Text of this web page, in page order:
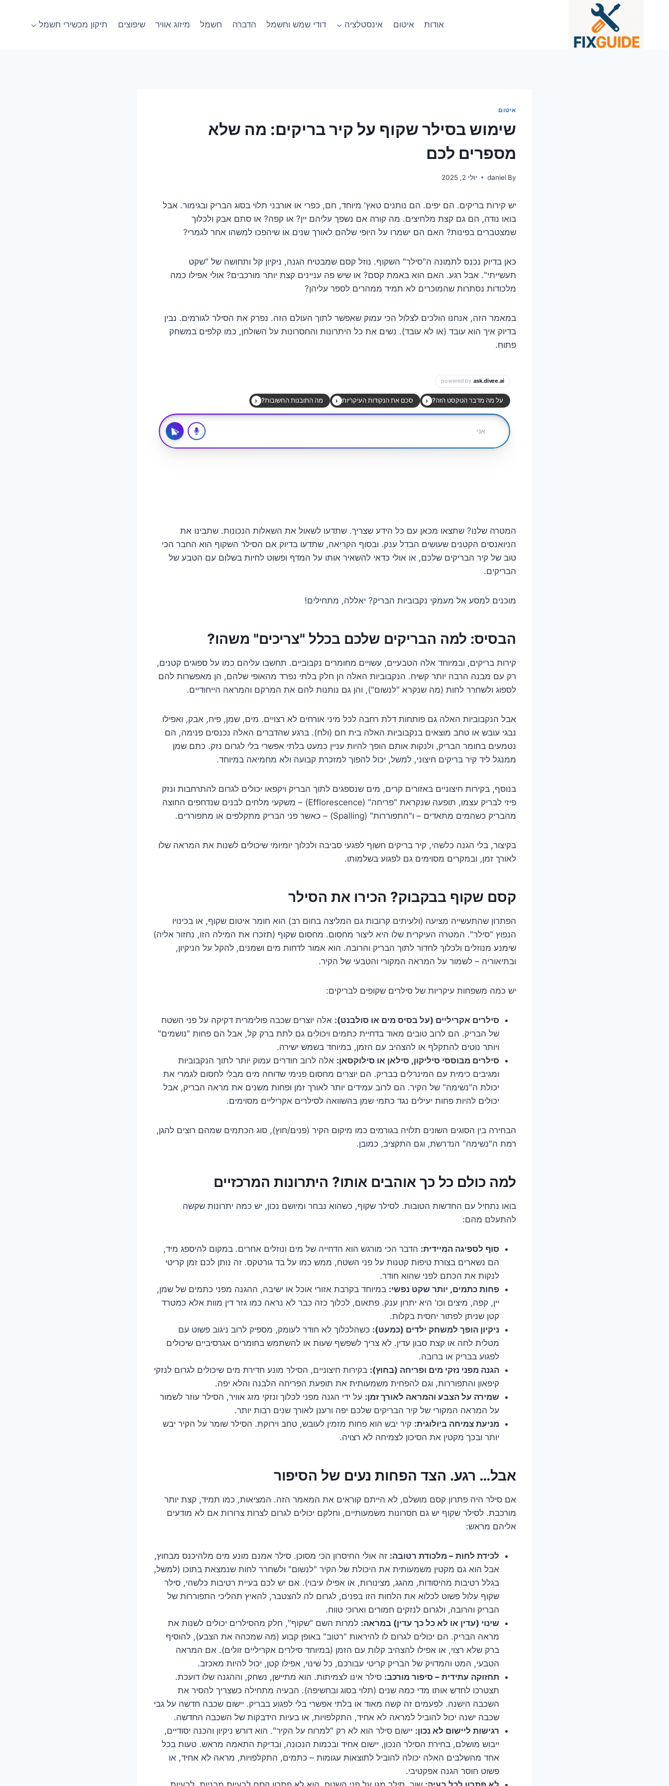
אודות איטום אינסטלציה דודי שמש וחשמל הדברה חשמל מיזוג אוויר שיפוצים תיקון מכשירי חשמל
איטום
שימוש בסילר שקוף על קיר בריקים: מה שלא
מספרים לכם
By
daniel יולי 2, 2025
יש קירות בריקים. הם יפים. הם נותנים טאץ' מיוחד, חם, כפרי או אורבני תלוי בסוג הבריק ובגימור. אבל
בואו נודה, הם גם קצת מלחיצים. מה קורה אם נשפך עליהם יין? או קפה? או סתם אבק ולכלוך
שמצטברים בפינות? האם הם ישמרו על היופי שלהם לאורך שנים או שיהפכו למשהו אחר לגמרי?
כאן בדיוק נכנס לתמונה ה"סילר" השקוף. נוזל קסם שמבטיח הגנה, ניקיון קל ותחושה של "שקט
תעשייתי". אבל רגע. האם הוא באמת קסם? או שיש פה עניינים קצת יותר מורכבים? אולי אפילו כמה
מלכודות נסתרות שהמוכרים לא תמיד ממהרים לספר עליהן?
במאמר הזה, אנחנו הולכים לצלול הכי עמוק שאפשר לתוך העולם הזה. נפרק את הסילר לגורמים. נבין
בדיוק איך הוא עובד (או לא עובד). נשים את כל היתרונות והחסרונות על השולחן, כמו קלפים במשחק
פתוח.
המטרה שלנו? שתצאו מכאן עם כל הידע שצריך. שתדעו לשאול את השאלות הנכונות. שתבינו את
הניואנסים הקטנים שעושים הבדל ענק. ובסוף הקריאה, שתדעו בדיוק אם הסילר השקוף הוא החבר הכי
טוב של קיר הבריקים שלכם, או אולי כדאי להשאיר אותו על המדף ופשוט לחיות בשלום עם הטבע של
הבריקים.
מוכנים למסע אל מעמקי נקבוביות הבריק? יאללה, מתחילים!
הבסיס: למה הבריקים שלכם בכלל "צריכים" משהו?
קירות בריקים, ובמיוחד אלה הטבעיים, עשויים מחומרים נקבוביים. תחשבו עליהם כמו על ספוגים קטנים,
רק עם מבנה הרבה יותר קשיח. הנקבוביות האלה הן חלק בלתי נפרד מהאופי שלהם, הן מאפשרות להם
לספוג ולשחרר לחות (מה שנקרא "לנשום"), והן גם נותנות להם את המרקם והמראה הייחודיים.
אבל הנקבוביות האלה גם פותחות דלת רחבה לכל מיני אורחים לא רצויים. מים, שמן, פיח, אבק, ואפילו
נבגי עובש או טחב מוצאים בנקבוביות האלה בית חם (ולח). ברגע שהדברים האלה נכנסים פנימה, הם
נטמעים בחומר הבריק, ולנקות אותם הופך להיות עניין כמעט בלתי אפשרי בלי לגרום נזק. כתם שמן
ממנגל ליד קיר בריקים חיצוני, למשל, יכול להפוך למזכרת קבועה ולא מחמיאה במיוחד.
בנוסף, בקירות חיצוניים באזורים קרים, מים שנספגים לתוך הבריק ויקפאו יכולים לגרום להתרחבות ונזק
פיזי לבריק עצמו, תופעה שנקראת "פריחה" (Efflorescence) – משקעי מלחים לבנים שנדחפים החוצה
מהבריק כשהמים מתאדים – ו"התפוררות" (Spalling) – כאשר פני הבריק מתקלפים או מתפוררים.
בקיצור, בלי הגנה כלשהי, קיר בריקים חשוף לפגעי סביבה ולכלוך יומיומי שיכולים לשנות את המראה שלו
לאורך זמן, ובמקרים מסוימים גם לפגוע בשלמותו.
קסם שקוף בבקבוק? הכירו את הסילר
הפתרון שהתעשייה מציעה (ולעיתים קרובות גם המליצה בחום רב) הוא חומר איטום שקוף, או בכינויו
הנפוץ "סילר". המטרה העיקרית שלו היא ליצור מחסום. מחסום שקוף (תזכרו את המילה הזו, נחזור אליה)
שימנע מנוזלים ולכלוך לחדור לתוך הבריק והרובה. הוא אמור לדחות מים ושמנים, להקל על הניקיון,
ובתיאוריה – לשמור על המראה המקורי והטבעי של הקיר.
יש כמה משפחות עיקריות של סילרים שקופים לבריקים:
סילרים אקריליים (על בסיס מים או סולבנט): אלה יוצרים שכבה פולימרית דקיקה על פני השטח
של הבריק. הם לרוב טובים מאוד בדחיית כתמים ויכולים גם לתת ברק קל, אבל הם פחות "נושמים"
ויותר נוטים להתקלף או להצהיב עם הזמן, במיוחד בשמש ישירה.
סילרים מבוססי סיליקון, סילאן או סילוקסאן: אלה לרוב חודרים עמוק יותר לתוך הנקבוביות
ומגיבים כימית עם המינרלים בבריק. הם יוצרים מחסום פנימי שדוחה מים מבלי לחסום לגמרי את
יכולת ה"נשימה" של הקיר. הם לרוב עמידים יותר לאורך זמן ופחות משנים את מראה הבריק, אבל
יכולים להיות פחות יעילים נגד כתמי שמן בהשוואה לסילרים אקריליים מסוימים.
הבחירה בין הסוגים השונים תלויה בגורמים כמו מיקום הקיר (פנים/חוץ), סוג הכתמים שמהם רוצים להגן,
רמת ה"נשימה" הנדרשת, וגם התקציב, כמובן.
למה כולם כל כך אוהבים אותו? היתרונות המרכזיים
בואו נתחיל עם החדשות הטובות. לסילר שקוף, כשהוא נבחר ומיושם נכון, יש כמה יתרונות שקשה
להתעלם מהם:
סוף לספיגה המיידית: הדבר הכי מורגש הוא הדחייה של מים ונוזלים אחרים. במקום להיספג מיד,
הם נשארים בצורת טיפות קטנות על פני השטח, ממש כמו על בד גורטקס. זה נותן לכם זמן קריטי
לנקות את הכתם לפני שהוא חודר.
פחות כתמים, יותר שקט נפשי: במיוחד בקרבת אזורי אוכל או ישיבה, ההגנה מפני כתמים של שמן,
יין, קפה, מיצים וכו' היא יתרון ענק. פתאום, לכלוך כזה כבר לא נראה כמו גזר דין מוות אלא כמטרד
קטן שניתן לפתור יחסית בקלות.
ניקיון הופך למשחק ילדים (כמעט): כשהלכלוך לא חודר לעומק, מספיק לרוב ניגוב פשוט עם
מטלית לחה או קצת סבון עדין. לא צריך לשפשף שעות או להשתמש בחומרים אגרסיביים שיכולים
לפגוע בבריק או ברובה.
הגנה מפני נזקי מים ופריחה (בחוץ): בקירות חיצוניים, הסילר מונע חדירת מים שיכולים לגרום לנזקי
קיפאון והתפוררות, וגם להפחית משמעותית את תופעת הפריחה הלבנה והלא יפה.
שמירה על הצבע והמראה לאורך זמן: על ידי הגנה מפני לכלוך ונזקי מזג אוויר, הסילר עוזר לשמור
על המראה המקורי של קיר הבריקים שלכם יפה ורענן לאורך שנים רבות יותר.
מניעת צמיחה ביולוגית: קיר יבש הוא פחות מזמין לעובש, טחב וירוקת. הסילר שומר על הקיר יבש
יותר ובכך מקטין את הסיכון לצמיחה לא רצויה.
אבל… רגע. הצד הפחות נעים של הסיפור
אם סילר היה פתרון קסם מושלם, לא הייתם קוראים את המאמר הזה. המציאות, כמו תמיד, קצת יותר
מורכבת. לסילר שקוף יש גם חסרונות משמעותיים, וחלקם יכולים לגרום לצרות צרורות אם לא מודעים
אליהם מראש:
לכידת לחות – מלכודת רטובה: זה אולי החיסרון הכי מסוכן. סילר אמנם מונע מים מלהיכנס מבחוץ,
אבל הוא גם מקטין משמעותית את היכולת של הקיר "לנשום" ולשחרר לחות שנמצאת בתוכו (למשל,
בגלל רטיבות מהיסודות, מהגג, מצינורות, או אפילו עיבוי). אם יש לכם בעיית רטיבות כלשהי, סילר
שקוף עלול פשוט לכלוא את הלחות הזו בפנים, לגרום לה להצטבר, להאיץ תהליכי התפוררות של
הבריק והרובה, ולגרום לנזקים חמורים וארוכי טווח.
שינוי (עדין או לא כל כך עדין) במראה: למרות השם "שקוף", חלק מהסילרים יכולים לשנות את
מראה הבריק. הם יכולים לגרום לו להיראות "רטוב" באופן קבוע (מה שמכהה את הצבע), להוסיף
ברק שלא רצוי, או אפילו להצהיב קלות עם הזמן (במיוחד סילרים אקריליים זולים). אם המראה
הטבעי, המט והמדויק של הבריק קריטי עבורכם, כל שינוי, אפילו קטן, יכול להיות מאכזב.
תחזוקה עתידית – סיפור מורכב: סילר אינו לצמיתות. הוא מתיישן, נשחק, וההגנה שלו דועכת.
תצטרכו לחדש אותו מדי כמה שנים (תלוי בסוג ובחשיפה). הבעיה מתחילה כשצריך להסיר את
השכבה הישנה. לפעמים זה קשה מאוד או בלתי אפשרי בלי לפגוע בבריק. יישום שכבה חדשה על גבי
שכבה ישנה יכול להוביל למראה לא אחיד, התקלפויות, או בעיות הידבקות של השכבה החדשה.
רגישות ליישום לא נכון: יישום סילר הוא לא רק "למרוח על הקיר". הוא דורש ניקיון והכנה יסודיים,
ייבוש מושלם, בחירת הסילר הנכון, יישום אחיד ובכמות הנכונה, ובדיקת התאמה מראש. טעות בכל
אחד מהשלבים האלה יכולה להוביל לתוצאות עגומות – כתמים, התקלפויות, מראה לא אחיד, או
פשוט חוסר הגנה אפקטיבי.